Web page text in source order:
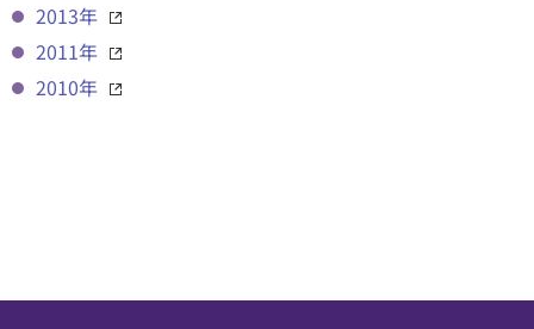
2013年
2011年
2010年